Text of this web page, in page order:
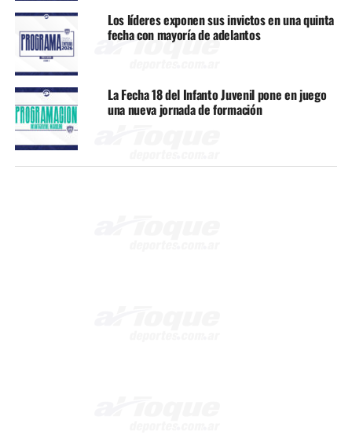
Los líderes exponen sus invictos en una quinta
fecha con mayoría de adelantos
La Fecha 18 del Infanto Juvenil pone en juego
una nueva jornada de formación